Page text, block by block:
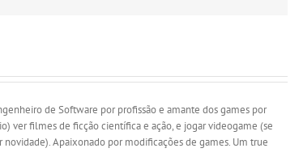
de Software por profissão e amante dos games por
ver filmes de ficção científica e ação, e jogar videogame (se
Apaixonado por modificações de games. Um true